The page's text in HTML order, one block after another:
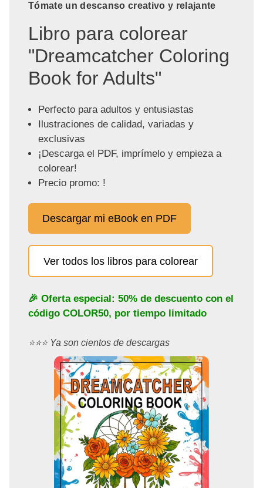
Tómate un descanso creativo y relajante
Libro para colorear
"Dreamcatcher Coloring
Book for Adults"
Perfecto para adultos y entusiastas
Ilustraciones de calidad, variadas y
exclusivas
¡Descarga el PDF, imprímelo y empieza a
colorear!
Precio promo: !
Descargar mi eBook en PDF
Ver todos los libros para colorear
🎉 Oferta especial: 50% de descuento con el
código COLOR50, por tiempo limitado
⭐️⭐️⭐️ Ya son cientos de descargas